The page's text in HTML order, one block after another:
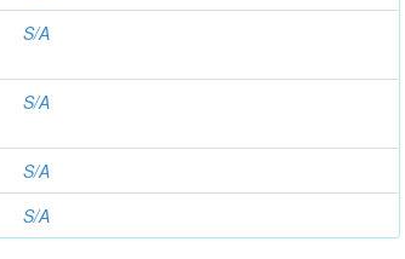
S/A
S/A
S/A
S/A